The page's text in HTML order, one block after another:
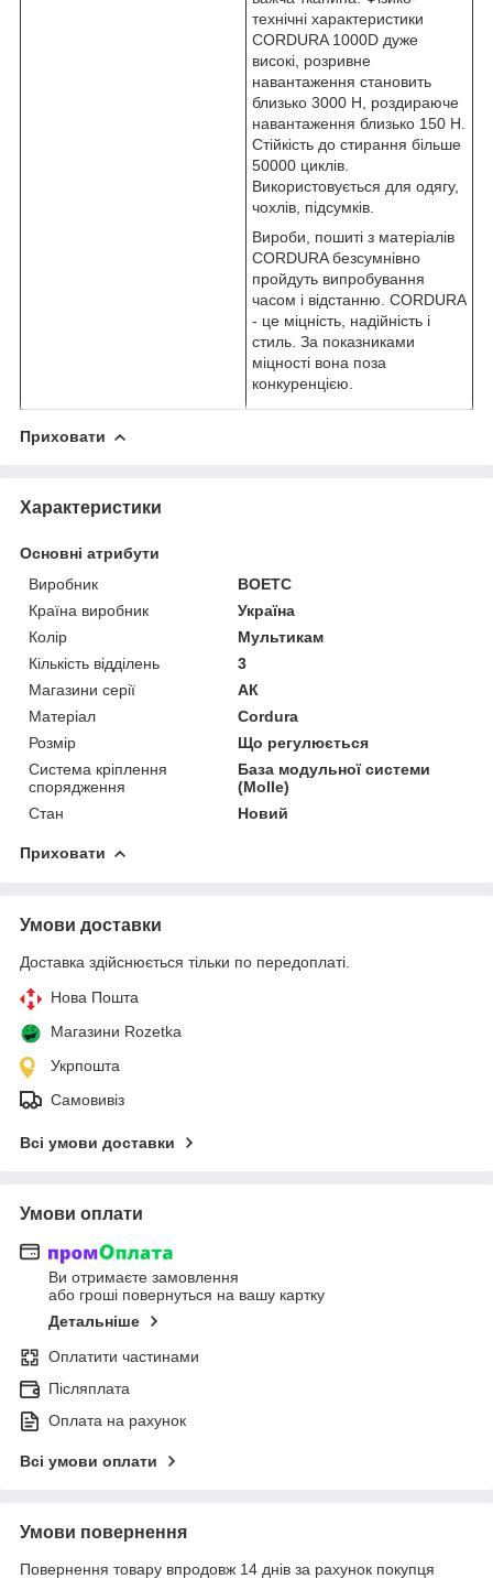
технічні характеристики
CORDURA 1000D дуже
високі, розривне
навантаження становить
близько 3000 Н, роздираюче
навантаження близько 150 Н.
Стійкість до стирання більше
50000 циклів.
Використовується для одягу,
чохлів, підсумків.
Вироби, пошиті з матеріалів
CORDURA безсумнівно
пройдуть випробування
часом і відстанню. CORDURA
- це міцність, надійність і
стиль. За показниками
міцності вона поза
конкуренцією.
Приховати
Характеристики
Основні атрибути
Виробник
BOETC
Країна виробник
Україна
Колір
Мультикам
Кількість відділень
3
Магазини серії
АК
Матеріал
Cordura
Розмір
Що регулюється
Система кріплення
спорядження
База модульної системи
(Molle)
Стан
Новий
Приховати
Умови доставки
Доставка здійснюється тільки по передоплаті.
Нова Пошта
Магазини Rozetka
Укрпошта
Самовивіз
Всі умови доставки
Умови оплати
Ви отримаєте замовлення
або гроші повернуться на вашу картку
Детальніше
Оплатити частинами
Післяплата
Оплата на рахунок
Всі умови оплати
Умови повернення
Повернення товару впродовж 14 днів за рахунок покупця